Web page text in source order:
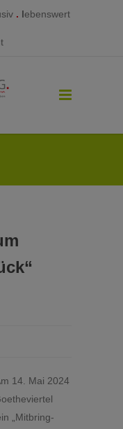
. lebenswert
14. Mai 2024
„Mitbring-